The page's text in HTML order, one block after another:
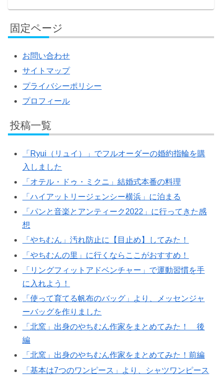
固定ページ
お問い合わせ
サイトマップ
プライバシーポリシー
プロフィール
投稿一覧
「Ryui（リュイ）」でフルオーダーの婚約指輪を購
入しました
「オテル・ドゥ・ミクニ」結婚式本番の料理
「ハイアットリージェンシー横浜」に泊まる
「パンと音楽とアンティーク2022」に行ってきた感
想
「やちむん」汚れ防止に【目止め】してみた！
「やちむんの里」に行くならここがおすすめ！
「リングフィットアドベンチャー」で運動習慣を手
に入れよう！
「使って育てる帆布のバッグ」より、メッセンジャ
ーバッグを作りました
「北窯」出身のやちむん作家をまとめてみた！ 後
編
「北窯」出身のやちむん作家をまとめてみた！前編
「基本は7つのワンピース」より、シャツワンピース